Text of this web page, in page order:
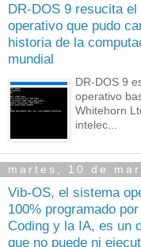
DR-DOS 9 resucita
operativo que pudo
historia de la
mundial
DR-DOS 9
operativo
Whitehorn
intelec...
martes, 10 de
Vib-OS, el sistema
100% programado
Coding y la IA, es un
que no puede ni